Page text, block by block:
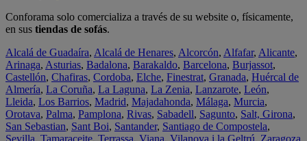
Conforama solo comercializa a través de su website o, físicamente,
en sus tiendas de sofás.
Alcalá de Guadaíra, Alcalá de Henares, Alcorcón, Alfafar, Alicante,
Arinaga, Asturias, Badalona, Barakaldo, Barcelona, Burjassot,
Castellón, Chafiras, Cordoba, Elche, Finestrat, Granada, Huércal de
Almería, La Coruña, La Laguna, La Zenia, Lanzarote, León,
Lleida, Los Barrios, Madrid, Majadahonda, Málaga, Murcia,
Orotava, Palma, Pamplona, Rivas, Sabadell, Sagunto, Salt, Girona,
San Sebastian, Sant Boi, Santander, Santiago de Compostela,
Sevilla, Tamaraceite, Terrassa, Viana, Vilanova i la Geltrú, Zaragoza